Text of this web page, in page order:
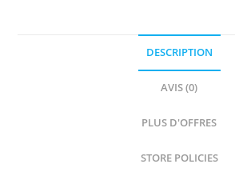
DESCRIPTION
AVIS (0)
PLUS D'OFFRES
STORE POLICIES